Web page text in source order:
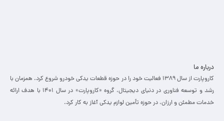
درباره ما
کاروپارت از سال ۱۳۸۹ فعالیت خود را در حوزه قطعات یدکی خودرو شروع کرد. همزمان با
رشد و توسعه فناوری در دنیای دیجیتال، گروه «کاروپارت» در سال ۱۴۰۱ با هدف ارائه
خدمات مطمئن و ارزان، ­در حوزه تأمین لوازم یدکی آغاز به کار کرد.